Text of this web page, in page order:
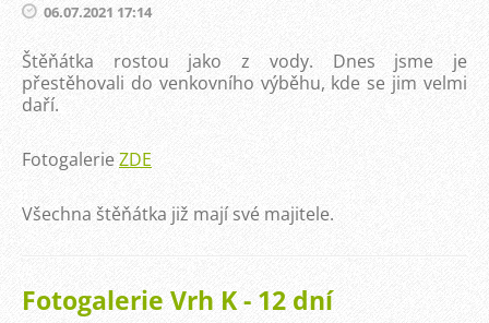
06.07.2021 17:14
Štěňátka rostou jako z vody. Dnes jsme je
přestěhovali do venkovního výběhu, kde se jim velmi
daří.
FotogalerieZDE
Všechna štěňátka již mají své majitele.
Fotogalerie Vrh K - 12 dní